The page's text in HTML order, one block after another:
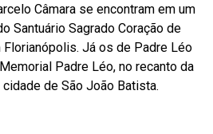
Câmara se encontram em um
Santuário Sagrado Coração de
Já os de Padre Léo
Padre Léo, no recanto da
de São João Batista.